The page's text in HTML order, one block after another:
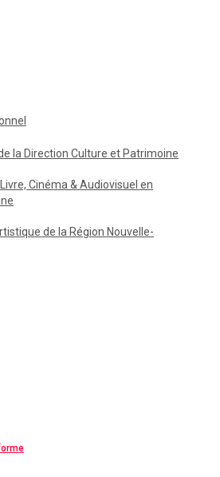
la Direction Culture et Patrimoine
Cinéma & Audiovisuel en
de la Région Nouvelle-